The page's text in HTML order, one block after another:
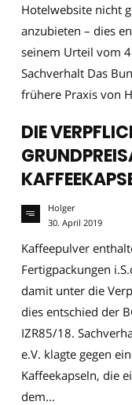
Hotelwebsite nicht
anzubieten – dies
seinem Urteil vom
Sachverhalt Das
frühere Praxis von
DIE
Holger
30. April 2019
Kaffeepulver
Fertigpackungen
damit unter die
dies entschied der
IZR85/18.
e.V. klagte gegen
Kaffeekapseln, die
dem...